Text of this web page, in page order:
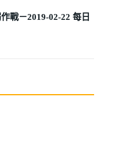
戰－2019-02-22 每日